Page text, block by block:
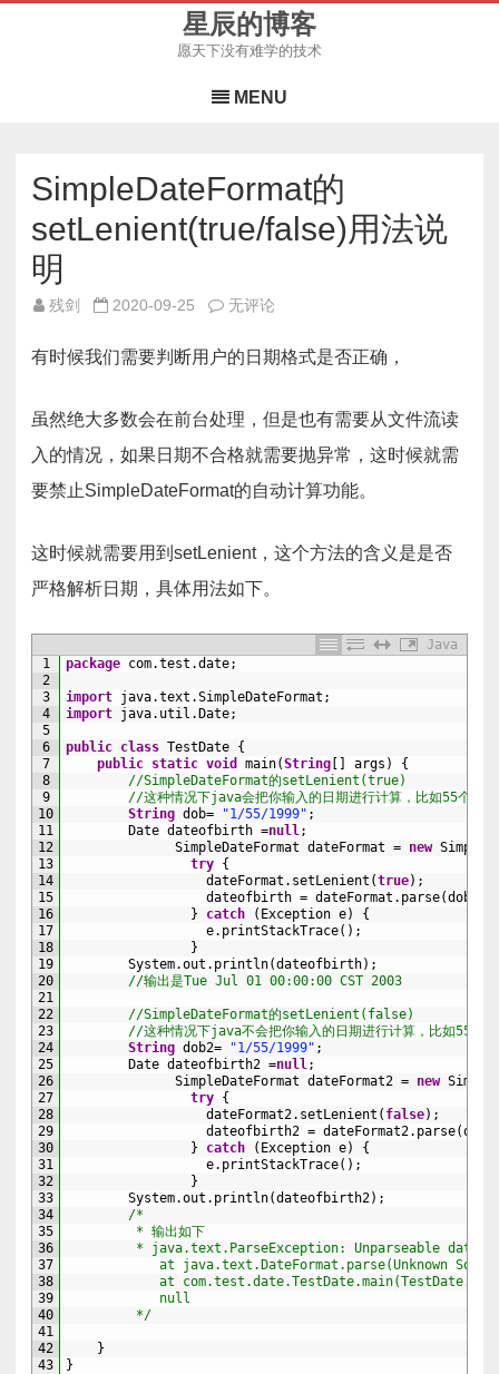
星辰的博客
愿天下没有难学的技术
to
content
MENU
SimpleDateFormat的
setLenient(true/false)用法说
明
残剑 2020-09-25
SimpleDateFormat
用
法
无评论
有时候我们需要判断用户的日期格式是否正确，
虽然绝大多数会在前台处理，但是也有需要从文件流读
入的情况，如果日期不合格就需要抛异常，这时候就需
要禁止SimpleDateFormat的自动计算功能。
这时候就需要用到setLenient，这个方法的含义是是否
严格解析日期，具体用法如下。
Java
1
2
3
4
5
6
7
8
9
10
11
12
13
14
15
16
17
18
19
20
21
22
23
24
25
26
27
28
29
30
31
32
33
34
35
36
37
38
39
40
41
42
43
package com.test .date;
import java.text .SimpleDateFormat ;
import java. util . Date;
public class TestDate {
public static void main(String args )
{
//SimpleDateFormat的setLenient(true)
//这种情况下java会把你输入的日期进行计算，比如55个月
String dob= "1/55/1999" ;
Date dateofbirth =null;
SimpleDateFormat dateFormat = new
try {
dateFormat . setLenient (true) ;
dateofbirth = dateFormat . parse(dob
}
catch ( Exception e)
{
e. printStackTrace( ) ;
}
System.out . println(dateofbirth) ;
//输出是Tue Jul 01 00:00:00 CST 2003
//SimpleDateFormat的setLenient(false)
//这种情况下java不会把你输入的日期进行计算，比如55个
String dob2= "1/55/1999" ;
Date dateofbirth2 =null;
SimpleDateFormat dateFormat2 = new
try {
dateFormat2. setLenient ( false) ;
dateofbirth2 = dateFormat2. parse(dob2
}
catch ( Exception e)
{
e. printStackTrace( ) ;
}
System.out . println(dateofbirth2) ;
/*
* 输出如下
* java.text.ParseException: Unparseable date:
at java.text.DateFormat.parse(Unknown
at
null
*/
}
}